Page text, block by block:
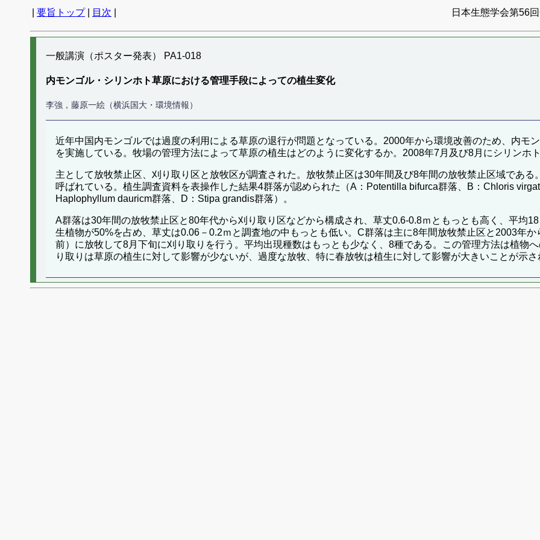
要旨トップ| 目次 日本生態学会第56
一般講演（ポスター発表） PA1-018
内モンゴル・シリンホト草原における管理手段によっての植生変化
李強，藤原一絵（横浜国大・環境情報）
近年中国内モンゴルでは過度の利用による草原の退行が問題となっている。2000年から環境改善のため、内モ
を実施している。牧場の管理方法によって草原の植生はどのように変化するか。2008年7月及び8月にシリンホ
主として放牧禁止区、刈り取り区と放牧区が調査された。放牧禁止区は30年間及び8年間の放牧禁止区域であ
呼ばれている。植生調査資料を表操作した結果4群落が認められた（A：Potentilla bifurca群落、B：Chloris
Haplophyllum dauricm群落、D：Stipa grandis群落）。
A群落は30年間の放牧禁止区と80年代から刈り取り区などから構成され、草丈0.6-0.8ｍともっとも高く、平均
生植物が50%を占め、草丈は0.06－0.2ｍと調査地の中もっとも低い。C群落は主に8年間放牧禁止区と2003年
前）に放牧して8月下旬に刈り取りを行う。平均出現種数はもっとも少なく、8種である。この管理方法は植物
り取りは草原の植生に対して影響が少ないが、過度な放牧、特に春放牧は植生に対して影響が大きいことが示さ